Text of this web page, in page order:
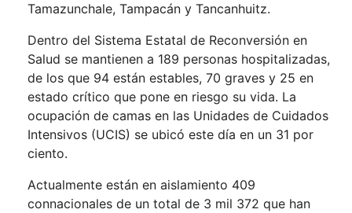
Tamazunchale, Tampacán y Tancanhuitz.
Dentro del Sistema Estatal de Reconversión en
Salud se mantienen a 189 personas hospitalizadas,
de los que 94 están estables, 70 graves y 25 en
estado crítico que pone en riesgo su vida. La
ocupación de camas en las Unidades de Cuidados
Intensivos (UCIS) se ubicó este día en un 31 por
ciento.
Actualmente están en aislamiento 409
connacionales de un total de 3 mil 372 que han